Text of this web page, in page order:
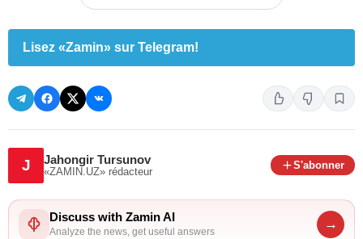
Lisez «Zamin» sur Telegram!
J Jahongir Tursunov
«ZAMIN.UZ» rédacteur
S'abonner
Discuss with Zamin AI
Analyze the news, get useful answers
→